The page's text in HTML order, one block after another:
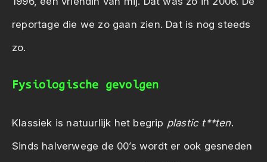
reportage die we zo gaan zien. Dat is nog steeds
zo.
Fysiologische gevolgen
Klassiek is natuurlijk het begrip plastic t**ten.
Sinds halverwege de 00’s wordt er ook gesneden